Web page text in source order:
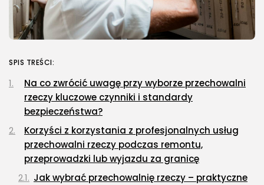
SPIS TREŚCI:
Na co zwrócić uwagę przy wyborze przechowalni
rzeczy kluczowe czynniki i standardy
bezpieczeństwa?
Korzyści z korzystania z profesjonalnych usług
przechowalni rzeczy podczas remontu,
przeprowadzki lub wyjazdu za granicę
Jak wybrać przechowalnię rzeczy – praktyczne